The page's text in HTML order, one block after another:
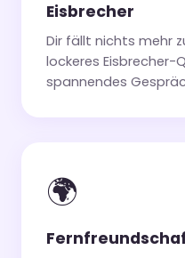
Eisbrecher
Dir fällt nichts mehr
lockeres Eisbrecher-
spannendes
🌍